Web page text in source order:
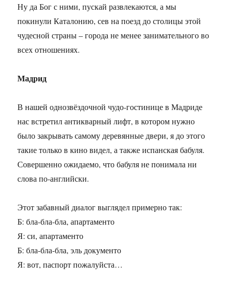
Ну да Бог с ними, пускай развлекаются, а мы
покинули Каталонию, сев на поезд до столицы этой
чудесной страны – города не менее занимательного во
всех отношениях.
Мадрид
В нашей однозвёздочной чудо-гостинице в Мадриде
нас встретил антикварный лифт, в котором нужно
было закрывать самому деревянные двери, я до этого
такие только в кино видел, а также испанская бабуля.
Совершенно ожидаемо, что бабуля не понимала ни
слова по-английски.
Этот забавный диалог выглядел примерно так:
Б: бла-бла-бла, апартаменто
Я: си, апартаменто
Б: бла-бла-бла, эль документо
Я: вот, паспорт пожалуйста…